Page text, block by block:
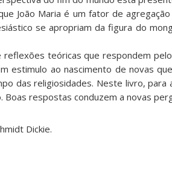
João Maria é um fator de
se apropriam da figura do
reflexões teóricas que respondem
estimulo ao nascimento de novas
das religiosidades. Neste livro,
respostas conduzem a novas
Dickie.